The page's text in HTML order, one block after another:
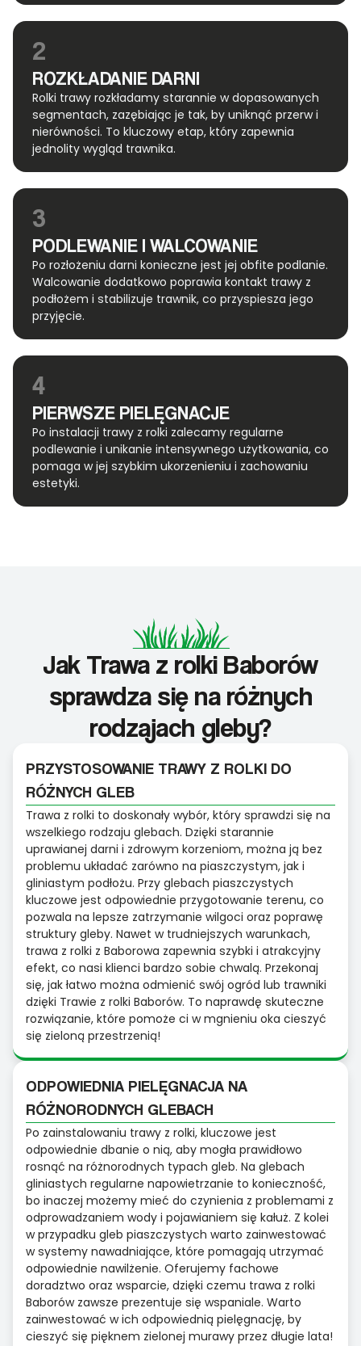
2
ROZKŁADANIE DARNI
Rolki trawy rozkładamy starannie w dopasowanych
segmentach, zazębiając je tak, by uniknąć przerw i
nierówności. To kluczowy etap, który zapewnia
jednolity wygląd trawnika.
3
PODLEWANIE I WALCOWANIE
Po rozłożeniu darni konieczne jest jej obfite podlanie.
Walcowanie dodatkowo poprawia kontakt trawy z
podłożem i stabilizuje trawnik, co przyspiesza jego
przyjęcie.
4
PIERWSZE PIELĘGNACJE
Po instalacji trawy z rolki zalecamy regularne
podlewanie i unikanie intensywnego użytkowania, co
pomaga w jej szybkim ukorzenieniu i zachowaniu
estetyki.
Jak Trawa z rolki Baborów
sprawdza się na różnych
rodzajach gleby?
PRZYSTOSOWANIE TRAWY Z ROLKI DO
RÓŻNYCH GLEB
Trawa z rolki to doskonały wybór, który sprawdzi się na
wszelkiego rodzaju glebach. Dzięki starannie
uprawianej darni i zdrowym korzeniom, można ją bez
problemu układać zarówno na piaszczystym, jak i
gliniastym podłożu. Przy glebach piaszczystych
kluczowe jest odpowiednie przygotowanie terenu, co
pozwala na lepsze zatrzymanie wilgoci oraz poprawę
struktury gleby. Nawet w trudniejszych warunkach,
trawa z rolki z Baborowa zapewnia szybki i atrakcyjny
efekt, co nasi klienci bardzo sobie chwalą. Przekonaj
się, jak łatwo można odmienić swój ogród lub trawniki
dzięki Trawie z rolki Baborów. To naprawdę skuteczne
rozwiązanie, które pomoże ci w mgnieniu oka cieszyć
się zieloną przestrzenią!
ODPOWIEDNIA PIELĘGNACJA NA
RÓŻNORODNYCH GLEBACH
Po zainstalowaniu trawy z rolki, kluczowe jest
odpowiednie dbanie o nią, aby mogła prawidłowo
rosnąć na różnorodnych typach gleb. Na glebach
gliniastych regularne napowietrzanie to konieczność,
bo inaczej możemy mieć do czynienia z problemami z
odprowadzaniem wody i pojawianiem się kałuż. Z kolei
w przypadku gleb piaszczystych warto zainwestować
w systemy nawadniające, które pomagają utrzymać
odpowiednie nawilżenie. Oferujemy fachowe
doradztwo oraz wsparcie, dzięki czemu trawa z rolki
Baborów zawsze prezentuje się wspaniale. Warto
zainwestować w ich odpowiednią pielęgnację, by
cieszyć się pięknem zielonej murawy przez długie lata!